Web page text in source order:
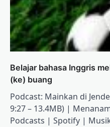
Belajar bahasa Inggris
(ke) buang
Podcast: Mainkan di
9:27 – 13.4MB) |
Podcasts | Spotify |